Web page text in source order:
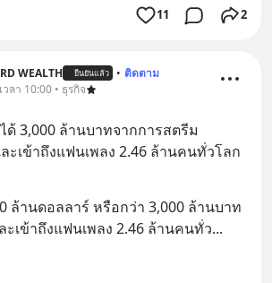
11 2
WEALTH ยืนยันแล้ว • ติดตาม
ลา 10:00 • ธุรกิจ
ได้ 3,000 ล้านบาทจากการสตรีม
ะเข้าถึงแฟนเพลง 2.46 ล้านคนทั่วโลก
ล้านดอลลาร์ หรือกว่า 3,000 ล้านบาท
ะเข้าถึงแฟนเพลง 2.46 ล้านคนทั่ว